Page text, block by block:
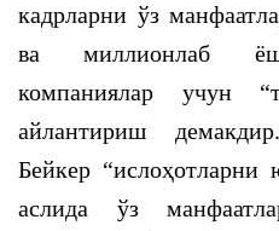
кадрларни ўз
ва миллионлаб
компаниялар учун
айлантириш
Бейкер
аслида ўз